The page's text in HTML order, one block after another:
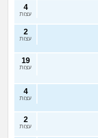
4
עצות
2
עצות
19
עצות
4
עצות
2
עצות